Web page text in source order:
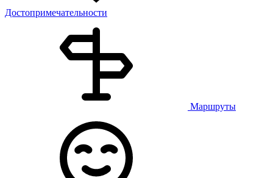
Достопримечательности
Маршруты